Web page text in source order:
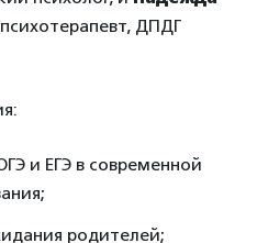
ДПДГ
и ЕГЭ в современной
родителей;